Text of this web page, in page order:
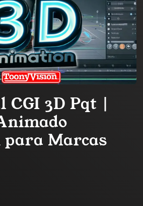
CGI 3D Pqt |
Marcas